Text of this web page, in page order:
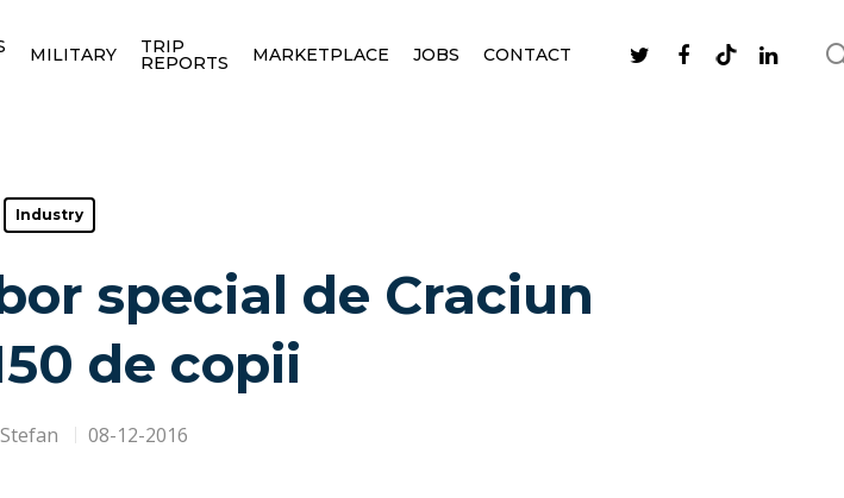
MILITARY TRIP
REPORTS MARKETPLACE JOBS CONTACT
Industry
special de Craciun
de copii
08-12-2016